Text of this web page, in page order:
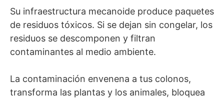
Su infraestructura mecanoide produce paquetes
de residuos tóxicos. Si se dejan sin congelar, los
residuos se descomponen y filtran
contaminantes al medio ambiente.
La contaminación envenena a tus colonos,
transforma las plantas y los animales, bloquea